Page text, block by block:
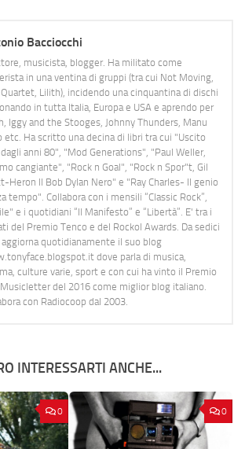
Bacciocchi
musicista, blogger. Ha militato come
in una ventina di gruppi (tra cui Not Moving,
Quartet, Lilith), incidendo una cinquantina di dischi
in tutta Italia, Europa e USA e aprendo per
Iggy and the Stooges, Johnny Thunders, Manu
etc. Ha scritto una decina di libri tra cui "Uscito
anni 80", "Mod Generations", "Paul Weller,
cangiante", "Rock n Goal", "Rock n Spor"t, Gil
Heron Il Bob Dylan Nero" e "Ray Charles- Il genio
tempo". Collabora con i mensili “Classic Rock”,
e i quotidiani “Il Manifesto” e “Libertà”. E' tra i
del Premio Tenco e del Rockol Awards. Da sedici
aggiorna quotidianamente il suo blog
dove parla di musica,
culture varie, sport e con cui ha vinto il Premio
del 2016 come miglior blog italiano.
con Radiocoop dal 2003.
INTERESSARTI ANCHE...
0 0